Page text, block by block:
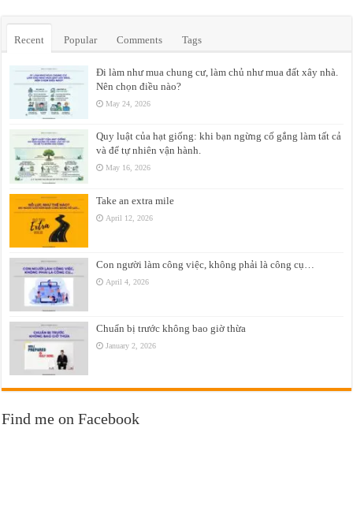
Recent Popular Comments Tags
Đi làm như mua chung cư, làm chủ như mua đất xây nhà.
Nên chọn điều nào?
May 24, 2026
Quy luật của hạt giống: khi bạn ngừng cố gắng làm tất cả
và để tự nhiên vận hành.
May 16, 2026
Take an extra mile
April 12, 2026
Con người làm công việc, không phải là công cụ…
April 4, 2026
Chuẩn bị trước không bao giờ thừa
January 2, 2026
Find me on Facebook